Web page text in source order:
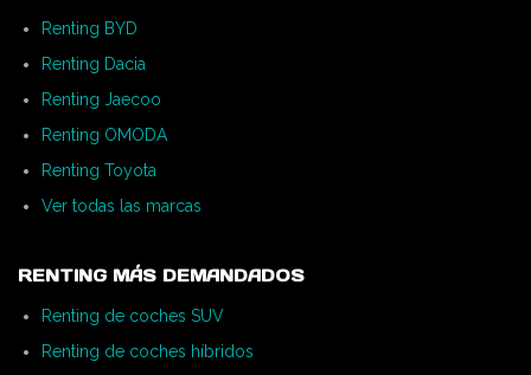
Renting BYD
Renting Dacia
Renting Jaecoo
Renting OMODA
Renting Toyota
Ver todas las marcas
RENTING MÁS DEMANDADOS
Renting de coches SUV
Renting de coches híbridos